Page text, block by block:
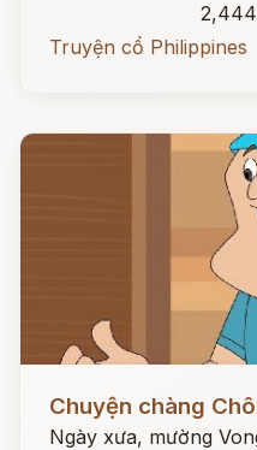
Truyện cổ Philippines
Chuyện chàng
Ngày xưa, mường